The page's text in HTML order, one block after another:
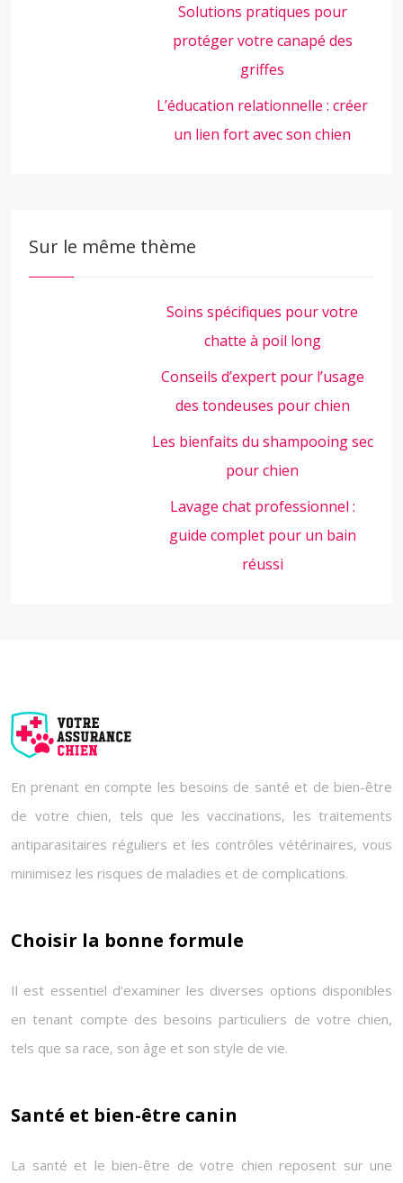
Solutions pratiques pour
protéger votre canapé des
griffes
L’éducation relationnelle : créer
un lien fort avec son chien
Sur le même thème
Soins spécifiques pour votre
chatte à poil long
Conseils d’expert pour l’usage
des tondeuses pour chien
Les bienfaits du shampooing sec
pour chien
Lavage chat professionnel :
guide complet pour un bain
réussi
En prenant en compte les besoins de santé et de bien-être
de votre chien, tels que les vaccinations, les traitements
antiparasitaires réguliers et les contrôles vétérinaires, vous
minimisez les risques de maladies et de complications.
Choisir la bonne formule
Il est essentiel d’examiner les diverses options disponibles
en tenant compte des besoins particuliers de votre chien,
tels que sa race, son âge et son style de vie.
Santé et bien-être canin
La santé et le bien-être de votre chien reposent sur une